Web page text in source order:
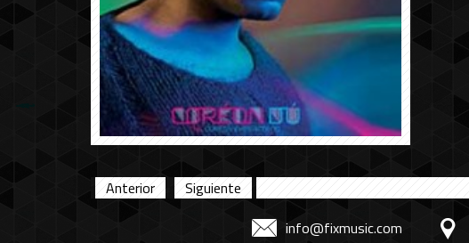
Anterior
Siguiente
info@fixmusic.com